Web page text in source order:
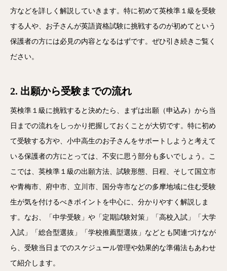
方などを詳しく解説していきます。特に初めて英検準１級を受験
する人や、お子さんが英語資格試験に挑戦するのが初めてという
保護者の方には必見の内容となるはずです。ぜひ引き続きご覧く
ださい。
2. 出願から受験までの流れ
英検準１級に挑戦すると決めたら、まずは出願（申込み）から当
日までの流れをしっかり把握しておくことが大切です。特に初め
て受験する方や、小中高生のお子さんをサポートしようと考えて
いる保護者の方にとっては、不安に思う部分も多いでしょう。こ
こでは、英検準１級の出願方法、試験形態、日程、そして国立市
や青梅市、府中市、立川市、国分寺市などの多摩地域に住む受験
生が気を付けるべきポイントを中心に、分かりやすく解説しま
す。なお、「中学受験」や「定期試験対策」「高校入試」「大学
入試」「総合型選抜」「学校推薦型選抜」などとも関連づけなが
ら、受験当日までのスケジュール管理や効果的な準備法もあわせ
て紹介します。